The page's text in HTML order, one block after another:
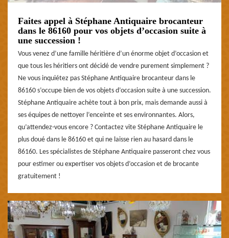
Faites appel à Stéphane Antiquaire brocanteur
dans le 86160 pour vos objets d’occasion suite à
une succession !
Vous venez d’une famille héritière d’un énorme objet d’occasion et
que tous les héritiers ont décidé de vendre purement simplement ?
Ne vous inquiétez pas Stéphane Antiquaire brocanteur dans le
86160 s’occupe bien de vos objets d’occasion suite à une succession.
Stéphane Antiquaire achète tout à bon prix, mais demande aussi à
ses équipes de nettoyer l’enceinte et ses environnantes. Alors,
qu’attendez-vous encore ? Contactez vite Stéphane Antiquaire le
plus doué dans le 86160 et qui ne laisse rien au hasard dans le
86160. Les spécialistes de Stéphane Antiquaire passeront chez vous
pour estimer ou expertiser vos objets d’occasion et de brocante
gratuitement !